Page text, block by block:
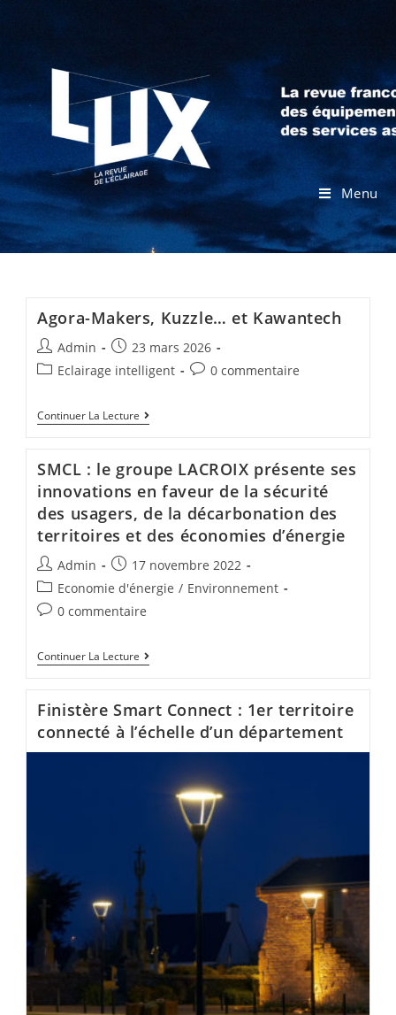
Menu
Agora-Makers, Kuzzle… et Kawantech
Admin
23 mars 2026
Eclairage intelligent
0 commentaire
Continuer La Lecture
SMCL : le groupe LACROIX présente ses
innovations en faveur de la sécurité
des usagers, de la décarbonation des
territoires et des économies d’énergie
Admin
17 novembre 2022
Economie d'énergie / Environnement
0 commentaire
Continuer La Lecture
Finistère Smart Connect : 1er territoire
connecté à l’échelle d’un département